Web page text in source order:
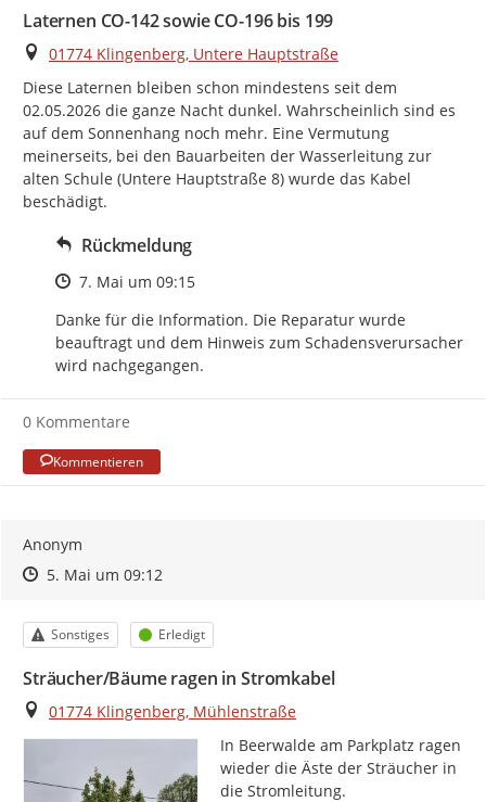
Laternen CO-142 sowie CO-196 bis 199
Ort
01774 Klingenberg, Untere Hauptstraße
Diese Laternen bleiben schon mindestens seit dem
02.05.2026 die ganze Nacht dunkel. Wahrscheinlich sind es
auf dem Sonnenhang noch mehr. Eine Vermutung
meinerseits, bei den Bauarbeiten der Wasserleitung zur
alten Schule (Untere Hauptstraße 8) wurde das Kabel
beschädigt.
Rückmeldung
Zeitpunkt des Erstellens
7. Mai um 09:15
Danke für die Information. Die Reparatur wurde
beauftragt und dem Hinweis zum Schadensverursacher
wird nachgegangen.
0 Kommentare
Kommentieren
Anonym
Zeitpunkt des Erstellens
Zeitpunkt des Erstellens
5. Mai um 09:12Zur Äußerung
Kategorie
Sonstiges Status
Erledigt
Sträucher/Bäume ragen in Stromkabel
Ort
01774 Klingenberg, Mühlenstraße
In Beerwalde am Parkplatz ragen
wieder die Äste der Sträucher in
die Stromleitung.